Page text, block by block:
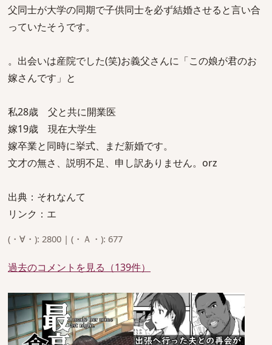
父同士が大学の同期で子供同士を必ず結婚させると言い合
っていたそうです。
。出会いは産院でした(笑)お義父さんに「この娘が君のお
嫁さんです」と
私28歳 父と共に開業医
嫁19歳 現在大学生
嫁卒業と同時に挙式、まだ新婚です。
文才の無さ、説明不足、申し訳ありません。orz
出典：それなんて
リンク：エ
(・∀・): 2800 | (・Ａ・): 677
過去のコメントを見る（139件）